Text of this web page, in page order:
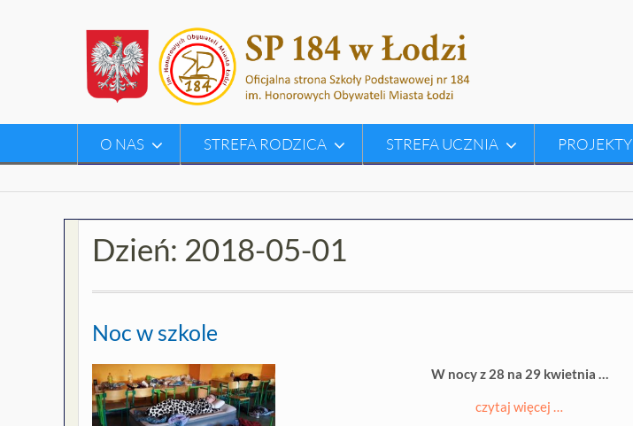
O NAS STREFA RODZICA STREFA UCZNIA PROJEKTY
Dzień: 2018-05-01
Noc w szkole
W nocy z 28 na 29 kwietnia …
czytaj więcej …